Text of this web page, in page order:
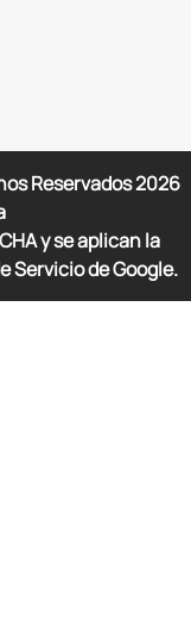
Reservados2026
y se aplican la
Servicio de Google.